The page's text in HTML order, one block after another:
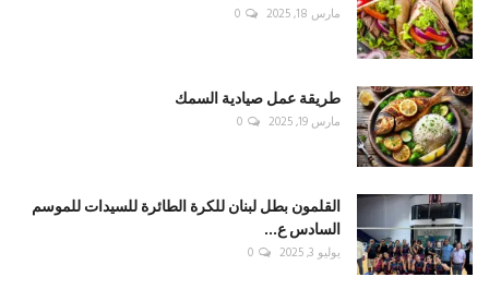
مارس 18, 2025 0
طريقة عمل صيادية السمك
مارس 19, 2025 0
القلمون بطل لبنان للكرة الطائرة للسيدات للموسم
السادس ع...
يوليو 3, 2025 0